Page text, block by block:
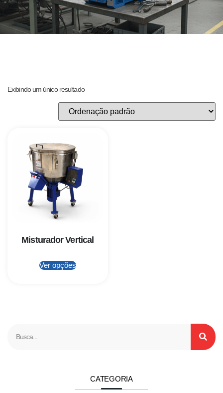
Exibindo um único resultado
Misturador Vertical
Ver opções
CATEGORIA